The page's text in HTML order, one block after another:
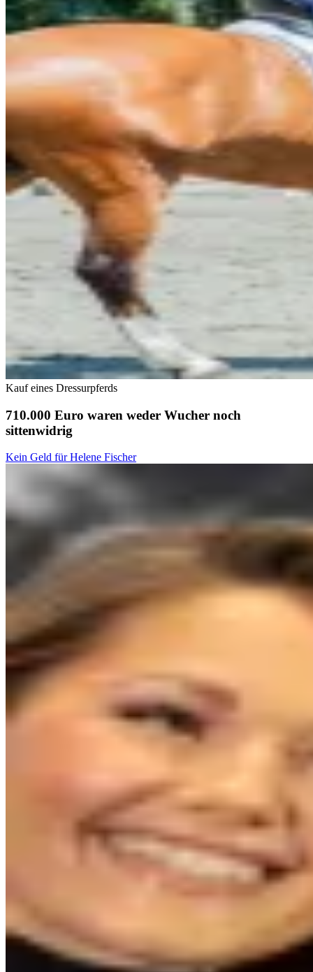
Kauf eines Dressurpferds
710.000 Euro waren weder Wucher noch
sittenwidrig
Kein Geld für Helene Fischer